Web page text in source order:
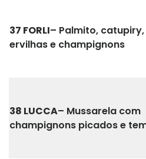
37 FORLI– Palmito,
ervilhas e champignons
38 LUCCA– Mussarela com
champignons picados e